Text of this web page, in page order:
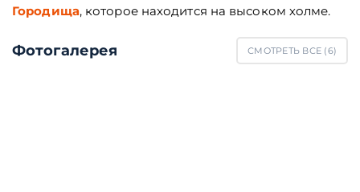
Городища, которое находится на высоком холме.
Фотогалерея СМОТРЕТЬ ВСЕ (6)